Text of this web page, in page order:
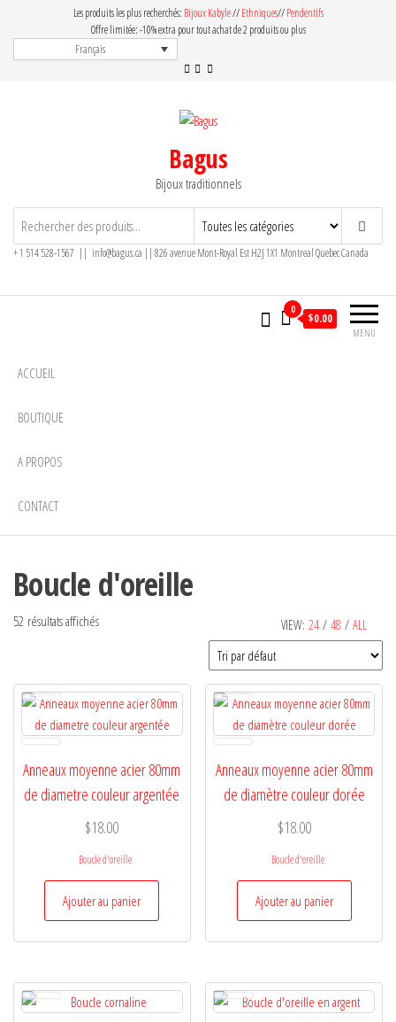
Les produits les plus recherchés: Bijoux Kabyle//Ethniques//Pendentifs
Offre limitée: -10% extra pour tout achat de 2 produits ou plus
Français
Bagus
Bijoux traditionnels
+ 1 514 528-1567 || info@bagus.ca || 826avenue Mont-Royal Est H2J 1X1 MontrealQuebecCanada
MENU
0
$0.00
ACCUEIL
BOUTIQUE
A PROPOS
CONTACT
Boucle d'oreille
VIEW: 24 / 48 / ALL
52 résultats affichés
Anneaux moyenne acier 80mm
de diametre couleur argentée
$18.00
Boucle d'oreille
Ajouter au panier
Anneaux moyenne acier 80mm
de diamètre couleur dorée
$18.00
Boucle d'oreille
Ajouter au panier